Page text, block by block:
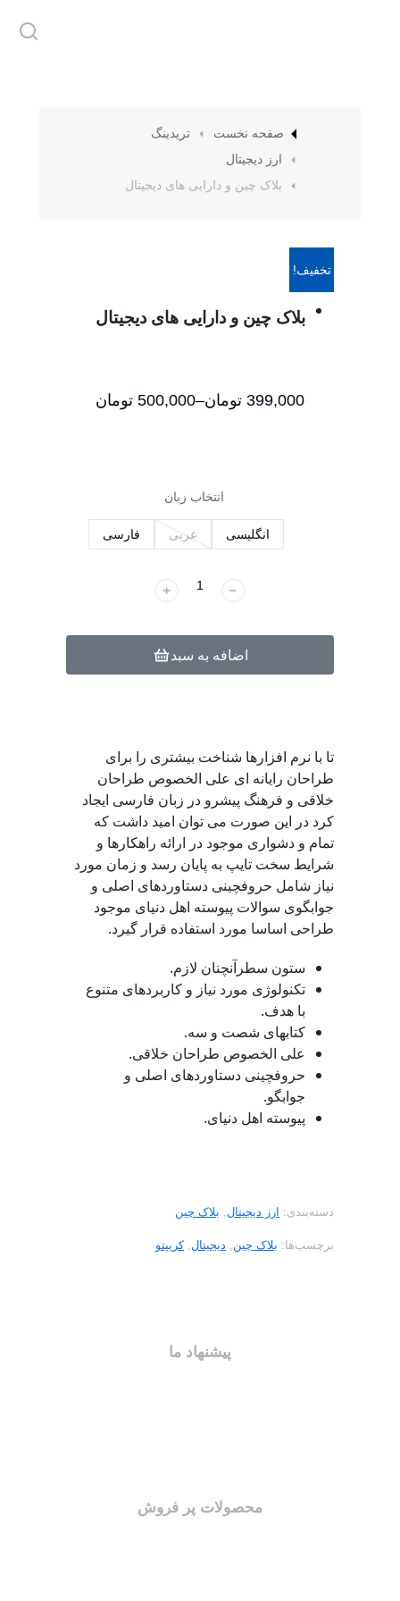
مکان شما:صفحه نخست
تریدینگ
ارز دیجیتال
بلاک چین و دارایی های دیجیتال
تخفیف!
بلاک چین و دارایی های دیجیتال
399,000 تومان–
500,000 تومان
انتخاب زبان
انگلیسی عربی فارسی
﹣
﹢
اضافه به سبد
تا با نرم افزارها شناخت بیشتری را برای
طراحان رایانه ای علی الخصوص طراحان
خلاقی و فرهنگ پیشرو در زبان فارسی ایجاد
کرد در این صورت می توان امید داشت که
تمام و دشواری موجود در ارائه راهکارها و
شرایط سخت تایپ به پایان رسد و زمان مورد
نیاز شامل حروفچینی دستاوردهای اصلی و
جوابگوی سوالات پیوسته اهل دنیای موجود
طراحی اساسا مورد استفاده قرار گیرد.
ستون سطرآنچنان لازم.
تکنولوژی مورد نیاز و کاربردهای متنوع
با هدف.
کتابهای شصت و سه.
علی الخصوص طراحان خلاقی.
حروفچینی دستاوردهای اصلی و
جوابگو.
پیوسته اهل دنیای.
دسته‌بندی: ارز دیجیتال, بلاک چین
برچسب‌ها: بلاک چین, دیجیتال,کریپتو
پیشنهاد ما
محصولات پر فروش